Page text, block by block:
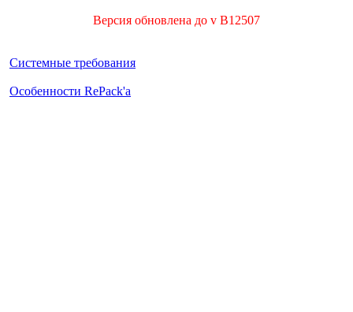
Версия обновлена до v B12507
Системные требования
Особенности RePack'а